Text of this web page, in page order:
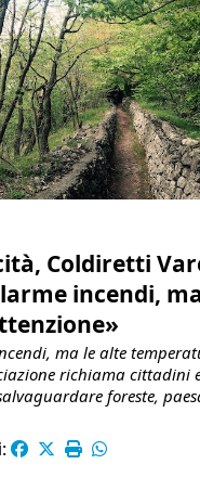
Coldiretti
incendi,
ma le alte
richiama cittadini
foreste,